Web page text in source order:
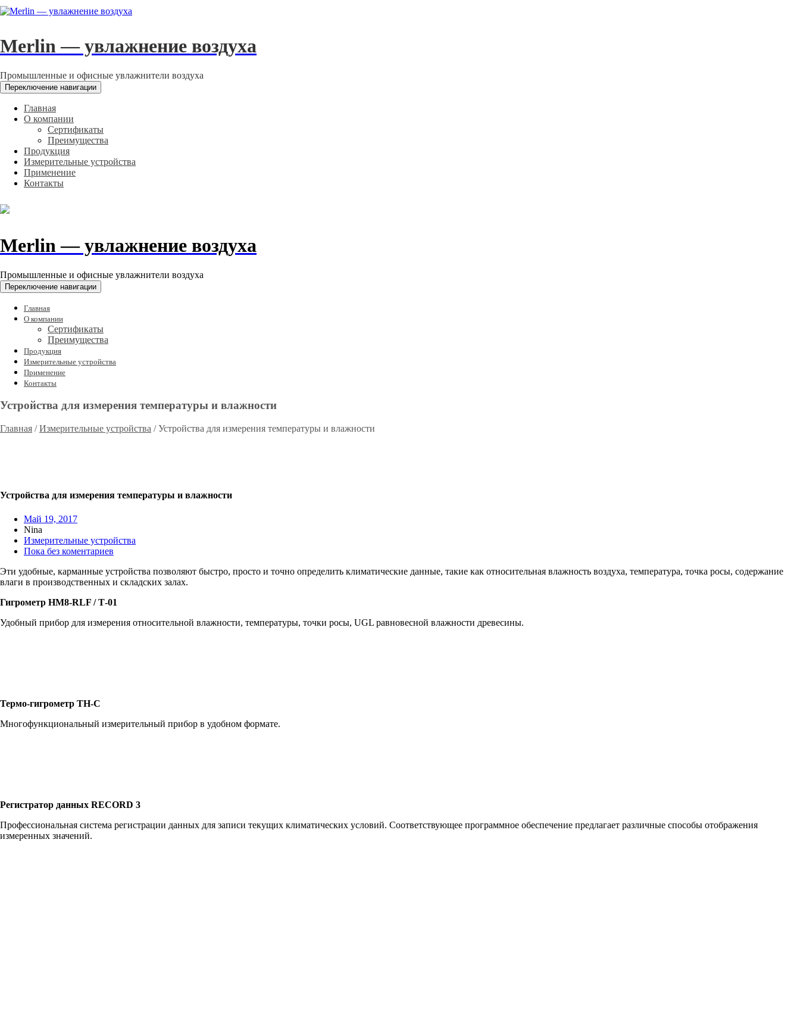
Merlin — увлажнение воздуха
Промышленные и офисные увлажнители воздуха
Переключение навигации
Главная
О компании
Сертификаты
Преимущества
Продукция
Измерительные устройства
Применение
Контакты
Merlin — увлажнение воздуха
Промышленные и офисные увлажнители воздуха
Переключение навигации
Главная
О компании
Сертификаты
Преимущества
Продукция
Измерительные устройства
Применение
Контакты
Устройства для измерения температуры и влажности
Главная / Измерительные устройства / Устройства для измерения температуры и влажности
Устройства для измерения температуры и влажности
Май 19, 2017
Nina
Измерительные устройства
Пока без коментариев
Эти удобные, карманные устройства позволяют быстро, просто и точно определить климатические данные, такие как относительная влажность воздуха, температура, точка росы, содержание
влаги в производственных и складских залах.
Гигрометр HM8-RLF / Т-01
Удобный прибор для измерения относительной влажности, температуры, точки росы, UGL равновесной влажности древесины.
Термо-гигрометр TH-С
Многофункциональный измерительный прибор в удобном формате.
Регистратор данных RECORD 3
Профессиональная система регистрации данных для записи текущих климатических условий. Соответствующее программное обеспечение предлагает различные способы отображения
измеренных значений.